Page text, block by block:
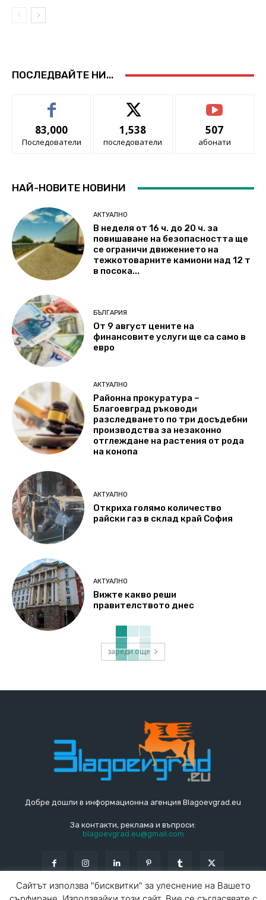
ПОСЛЕДВАЙТЕ НИ...
83,000
Последователи
1,538
последователи
507
абонати
НАЙ-НОВИТЕ НОВИНИ
АКТУАЛНО
В неделя от 16 ч. до 20 ч. за
повишаване на безопасността ще
се ограничи движението на
тежкотоварните камиони над 12 т
в посока...
БЪЛГАРИЯ
От 9 август цените на
финансовите услуги ще са само в
евро
АКТУАЛНО
Районна прокуратура –
Благоевград ръководи
разследването по три досъдебни
производства за незаконно
отглеждане на растения от рода
на конопа
АКТУАЛНО
Откриха голямо количество
райски газ в склад край София
АКТУАЛНО
Вижте какво реши
правителството днес
зареди още
Добре дошли в информационна агенция Blagoevgrad.eu
За контакти, реклама и въпроси:
blagoevgrad.eu@gmail.com
Сайтът използва "бисквитки" за улеснение на Вашето